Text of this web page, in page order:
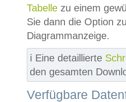
Tabelle zu einem
Sie dann die Option
Diagrammanzeige.
ℹ️ Eine detaillierte
den gesamten
Verfügbare